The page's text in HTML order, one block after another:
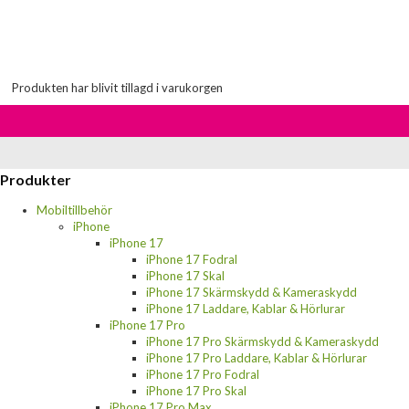
Produkten har blivit tillagd i varukorgen
Produkter
Mobiltillbehör
iPhone
iPhone 17
iPhone 17 Fodral
iPhone 17 Skal
iPhone 17 Skärmskydd & Kameraskydd
iPhone 17 Laddare, Kablar & Hörlurar
iPhone 17 Pro
iPhone 17 Pro Skärmskydd & Kameraskydd
iPhone 17 Pro Laddare, Kablar & Hörlurar
iPhone 17 Pro Fodral
iPhone 17 Pro Skal